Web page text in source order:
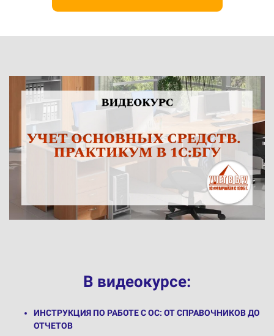
В видеокурсе:
ИНСТРУКЦИЯ ПО РАБОТЕ С ОС: ОТ СПРАВОЧНИКОВ ДО
ОТЧЕТОВ